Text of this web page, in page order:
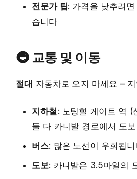
전문가 팁: 가격을 낮추려
습니다
🚇 교통 및 이동
절대 자동차로 오지 마세요 –
지하철 : 노팅힐 게이트 역 (
둘 다 카니발 경로에서 도
버스: 많은 노선이 우회됩
도보: 카니발은 3.5마일의